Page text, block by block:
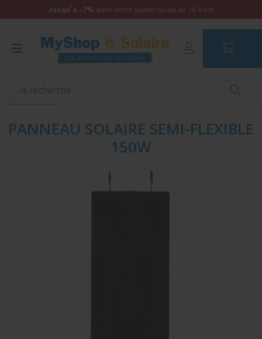
Jusqu'à -7% dans votre panier jusqu'au 16 Aout
PANNEAU SOLAIRE SEMI-FLEXIBLE
150W